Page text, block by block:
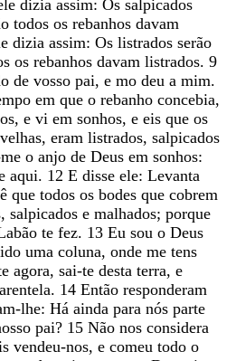
dizia assim: Os salpicados
todos os rebanhos davam
dizia assim: Os listrados serão
os rebanhos davam listrados. 9
de vosso pai, e mo deu a mim.
em que o rebanho concebia,
, e vi em sonhos, e eis que os
, eram listrados, salpicados
o anjo de Deus em sonhos:
aqui. 12 E disse ele: Levanta
que todos os bodes que cobrem
, salpicados e malhados; porque
te fez. 13 Eu sou o Deus
uma coluna, onde me tens
agora, sai-te desta terra, e
. 14 Então responderam
lhe: Há ainda para nós parte
pai? 15 Não nos considera
vendeu-nos, e comeu todo o